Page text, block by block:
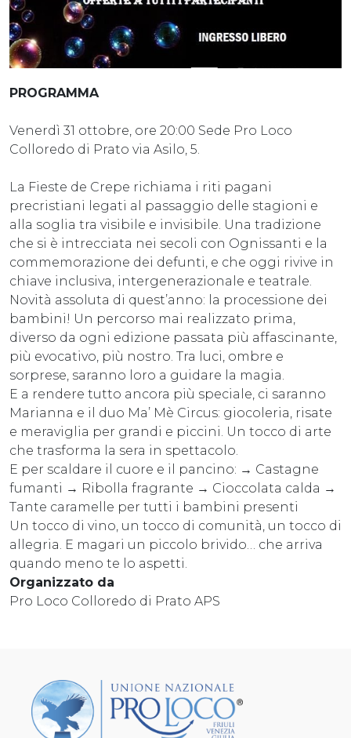
PROGRAMMA
Venerdì 31 ottobre, ore 20:00 Sede Pro Loco
Colloredo di Prato via Asilo, 5.
La Fieste de Crepe richiama i riti pagani
precristiani legati al passaggio delle stagioni e
alla soglia tra visibile e invisibile. Una tradizione
che si è intrecciata nei secoli con Ognissanti e la
commemorazione dei defunti, e che oggi rivive in
chiave inclusiva, intergenerazionale e teatrale.
Novità assoluta di quest’anno: la processione dei
bambini! Un percorso mai realizzato prima,
diverso da ogni edizione passata più affascinante,
più evocativo, più nostro. Tra luci, ombre e
sorprese, saranno loro a guidare la magia.
E a rendere tutto ancora più speciale, ci saranno
Marianna e il duo Ma’ Mè Circus: giocoleria, risate
e meraviglia per grandi e piccini. Un tocco di arte
che trasforma la sera in spettacolo.
E per scaldare il cuore e il pancino: → Castagne
fumanti → Ribolla fragrante → Cioccolata calda →
Tante caramelle per tutti i bambini presenti
Un tocco di vino, un tocco di comunità, un tocco di
allegria. E magari un piccolo brivido… che arriva
quando meno te lo aspetti.
Organizzato da
Pro Loco Colloredo di Prato APS